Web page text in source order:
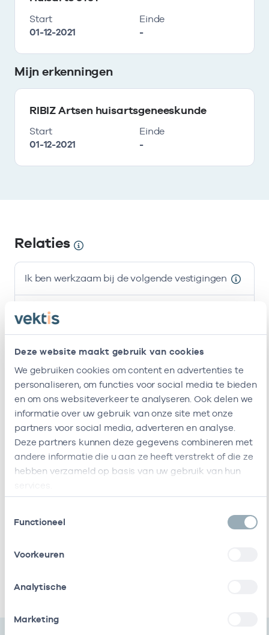
Deze website maakt gebruik van cookies
We gebruiken cookies om content en advertenties te
personaliseren, om functies voor social media te bieden
en om ons websiteverkeer te analyseren. Ook delen we
informatie over uw gebruik van onze site met onze
partners voor social media, adverteren en analyse.
Deze partners kunnen deze gegevens combineren met
andere informatie die u aan ze heeft verstrekt of die ze
hebben verzameld op basis van uw gebruik van hun
Functioneel
Voorkeuren
Analytische
Marketing
Start
01-12-2021
Einde
-
Mijn erkenningen
RIBIZ Artsen huisartsgeneeskunde
Start
01-12-2021
Einde
-
Relaties
Ik ben werkzaam bij de volgende vestigingen
Ik ben werkzaam bij de volgende vestigingen
Naam
Hzw Sez B.v. - 01-
Huisartsenpraktijk
Mahler
Huisarts -
Ik heb een arbeidsrelatie met
Naam Rol AGB-code
Mahler